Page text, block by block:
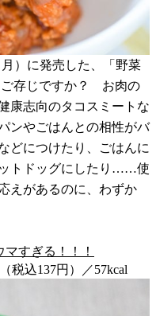
）に発売した、「野菜
ご存じですか？ お肉の
康志向のタコスミートな
ンやごはんとの相性がバ
どにつけたり、ごはんに
トドッグにしたり……使
えがあるのに、わずか
すぎる！！！
込137円）／57kcal